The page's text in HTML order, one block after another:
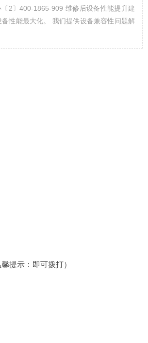
2〕400-1865-909 维修后设备性能提升建
性能最大化。 我们提供设备兼容性问题解
提示：即可拨打）